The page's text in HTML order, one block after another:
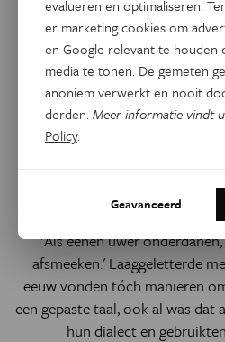
'Als eenen uwer
afsmeeken.' Laaggeletterde
eeuw vonden tóch manieren
een gepaste taal, ook al was dat
hun dialect en
evalueren en optimaliseren.
er marketing cookies om
en Google relevant te houden
media te tonen. De gemeten
anoniem verwerkt en nooit
derden.Meer informatie vindt
Policy.
Geavanceerd